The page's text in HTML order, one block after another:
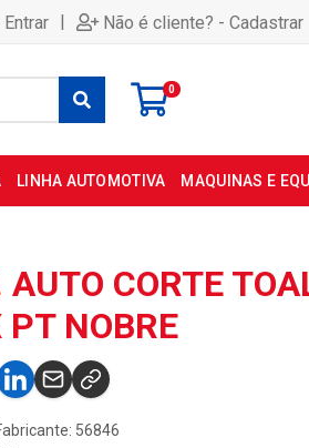
| Não é cliente? - Cadastrar
0
LINHA AUTOMOTIVA MAQUINAS E
AUTO CORTE
PT NOBRE
56846